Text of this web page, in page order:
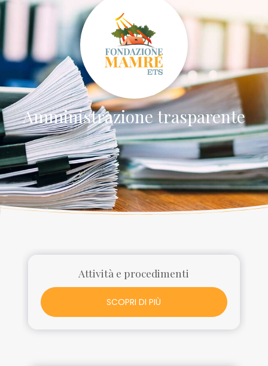
Amministrazione trasparente
Attività e procedimenti
SCOPRI DI PIÙ